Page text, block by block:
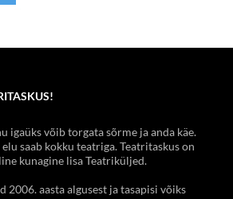
igaüks võib torgata sõrme ja anda käe.
saab kokku teatriga. Teatritaskus on
kunagine lisa Teatriküljed.
aasta algusest ja tasapisi võiks